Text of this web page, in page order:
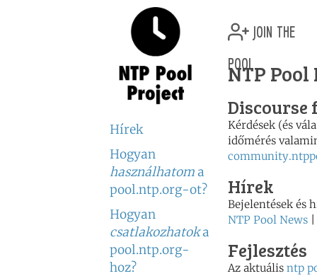
Hírek
Hogyan
használhatom a
pool.ntp.org-ot?
Hogyan
csatlakozhatoka
pool.ntp.org-
hoz?
join the
pool
NTP
Discourse
Kérdések (és
időmérés
Hírek
Bejelentések és
NTP Pool News
Fejlesztés
Az aktuális ntp